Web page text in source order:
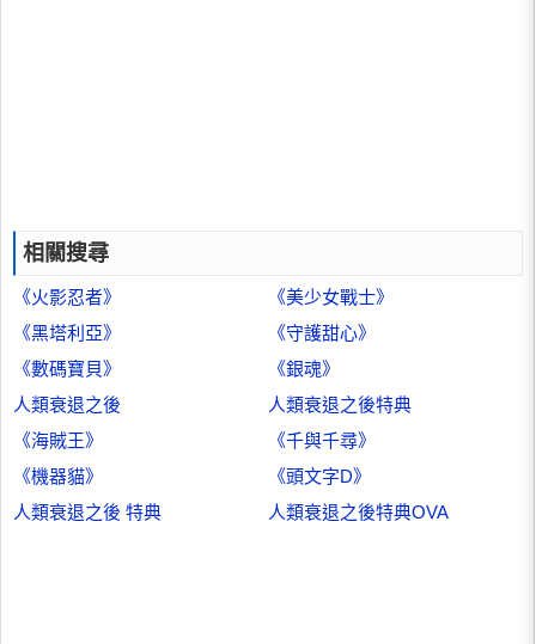
相關搜尋
《火影忍者》
《美少女戰士》
《黑塔利亞》
《守護甜心》
《數碼寶貝》
《銀魂》
人類衰退之後
人類衰退之後特典
《海賊王》
《千與千尋》
《機器貓》
《頭文字D》
人類衰退之後 特典
人類衰退之後特典OVA